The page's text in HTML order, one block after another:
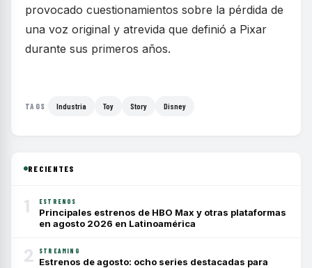
provocado cuestionamientos sobre la pérdida de
una voz original y atrevida que definió a Pixar
durante sus primeros años.
TAGS Industria Toy Story Disney
RECIENTES
1 ESTRENOS
Principales estrenos de HBO Max y otras plataformas
en agosto 2026 en Latinoamérica
2 STREAMING
Estrenos de agosto: ocho series destacadas para